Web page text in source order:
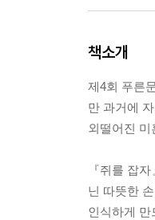
책소개
제4회 푸른
만 과거에
외떨어진
『쥐를 잡
닌 따뜻한
인식하게